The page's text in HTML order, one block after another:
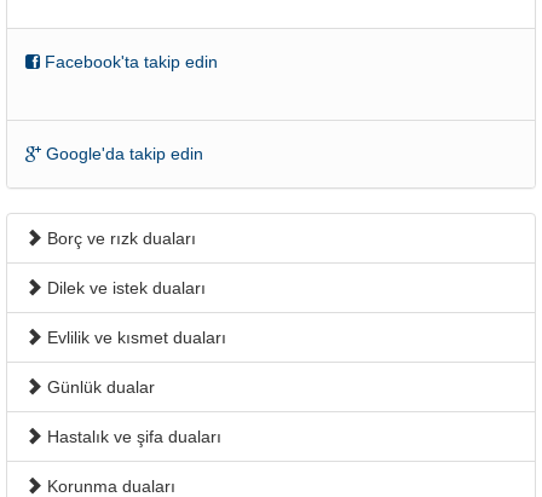
Facebook'ta takip edin
Google'da takip edin
Borç ve rızk duaları
Dilek ve istek duaları
Evlilik ve kısmet duaları
Günlük dualar
Hastalık ve şifa duaları
Korunma duaları